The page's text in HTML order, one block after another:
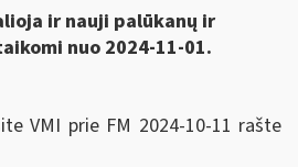
ir nauji palūkanų ir
nuo 2024-11-01.
VMI prie FM 2024-10-11 rašte